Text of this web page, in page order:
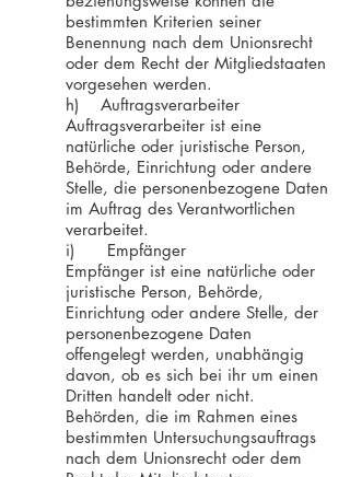
bestimmten Kriterien seiner
Benennung nach dem Unionsrecht
oder dem Recht der Mitgliedstaaten
vorgesehen werden.
h) Auftragsverarbeiter
Auftragsverarbeiter ist eine
natürliche oder juristische Person,
Behörde, Einrichtung oder andere
Stelle, die personenbezogene Daten
im Auftrag des Verantwortlichen
verarbeitet.
i) Empfänger
Empfänger ist eine natürliche oder
juristische Person, Behörde,
Einrichtung oder andere Stelle, der
personenbezogene Daten
offengelegt werden, unabhängig
davon, ob es sich bei ihr um einen
Dritten handelt oder nicht.
Behörden, die im Rahmen eines
bestimmten Untersuchungsauftrags
nach dem Unionsrecht oder dem